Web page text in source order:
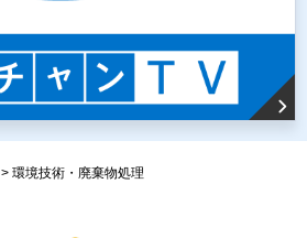
> 環境技術・廃棄物処理